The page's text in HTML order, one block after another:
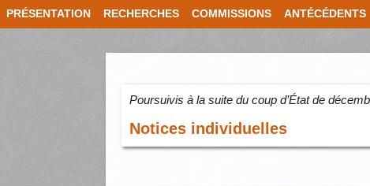
PRÉSENTATION RECHERCHES COMMISSIONS ANTÉCÉDENTS
Poursuivis à la suite du coup d’État de
Notices individuelles